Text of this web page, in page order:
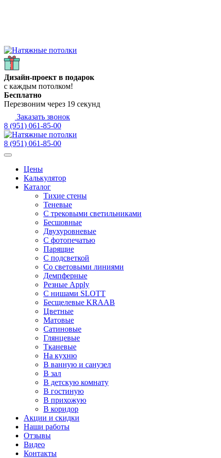
Дизайн-проект в подарок
с каждым потолком!
Бесплатно
Перезвоним через 19 секунд
Заказать звонок
8 (951) 061-85-00
8 (951) 061-85-00
Цены
Калькулятор
Каталог
Тихие стены
Теневые
С трековыми светильниками
Бесшовные
Двухуровневые
С фотопечатью
Парящие
С подсветкой
Со световыми линиями
Демпферные
Резные Apply
С нишами SLOTT
Бесщелевые KRAAB
Цветные
Матовые
Сатиновые
Глянцевые
Тканевые
На кухню
В ванную и санузел
В зал
В детскую комнату
В гостиную
В прихожую
В коридор
Акции и скидки
Наши работы
Отзывы
Видео
Контакты